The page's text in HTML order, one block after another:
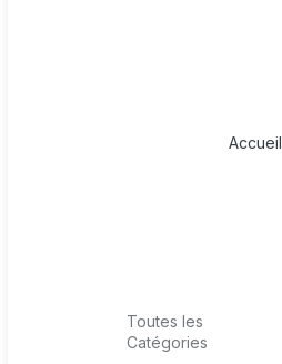
Toutes les
Catégories
Accueil